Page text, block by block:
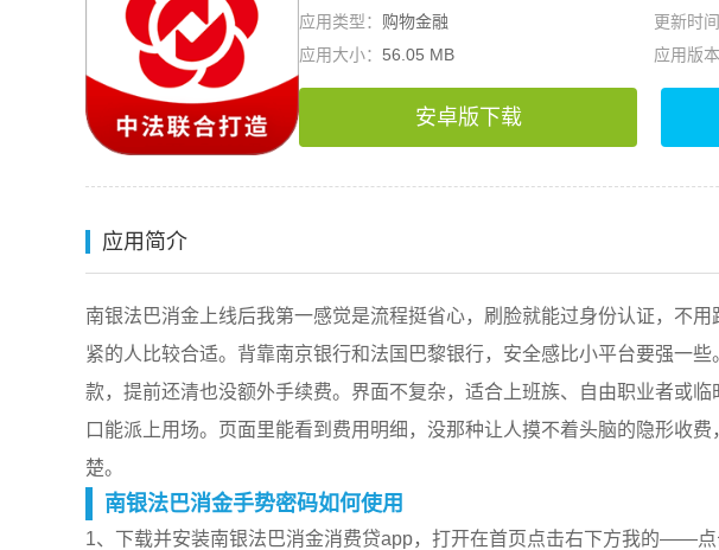
应用类型： 购物金融 更新时间
应用大小： 56.05 MB 应用版本
安卓版下载
应用简介
南银法巴消金上线后我第一感觉是流程挺省心，刷脸就能过身份认证，不
紧的人比较合适。背靠南京银行和法国巴黎银行，安全感比小平台要强一
款，提前还清也没额外手续费。界面不复杂，适合上班族、自由职业者或
口能派上用场。页面里能看到费用明细，没那种让人摸不着头脑的隐形收
楚。
南银法巴消金手势密码如何使用
1、下载并安装南银法巴消金消费贷app，打开在首页点击右下方我的——点